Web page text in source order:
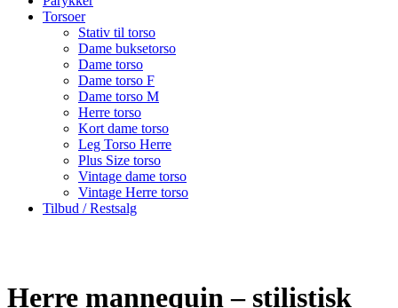
Torsoer
Stativ til torso
Dame buksetorso
Dame torso
Dame torso F
Dame torso M
Herre torso
Kort dame torso
Leg Torso Herre
Plus Size torso
Vintage dame torso
Vintage Herre torso
Tilbud / Restsalg
Herre mannequin – stilistisk